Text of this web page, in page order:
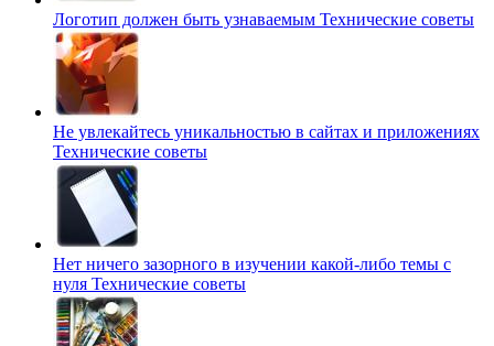
Логотип должен быть узнаваемым Технические советы
Не увлекайтесь уникальностью в сайтах и приложениях
Технические советы
Нет ничего зазорного в изучении какой-либо темы с
нуля Технические советы